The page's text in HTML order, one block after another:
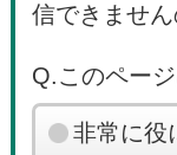
信できません
Q.このペー
非常に役